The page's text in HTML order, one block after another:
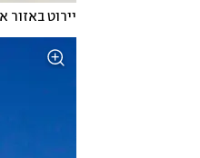
יירוט באזור